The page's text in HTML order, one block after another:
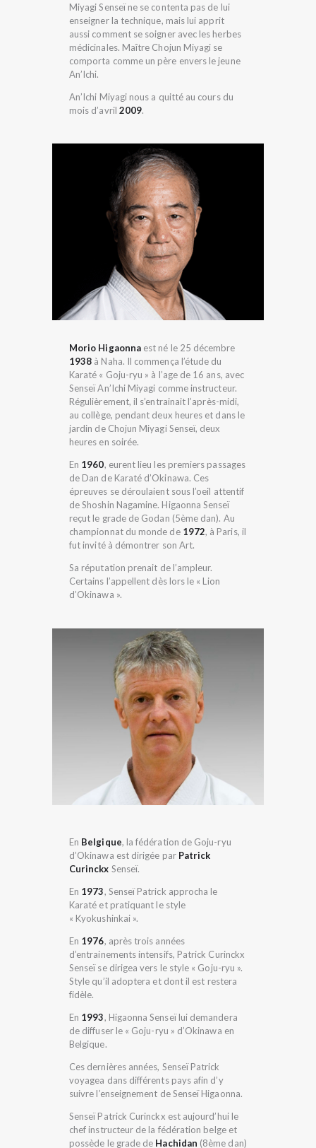
Miyagi Senseï ne se contenta pas de lui
enseigner la technique, mais lui apprit
aussi comment se soigner avec les herbes
médicinales. Maître Chojun Miyagi se
comporta comme un père envers le jeune
An’Ichi.
An’Ichi Miyagi nous a quitté au cours du
mois d’avril 2009.
Morio Higaonnaest né le 25 décembre
1938 à Naha. Il commença l’étude du
Karaté « Goju-ryu » à l’age de 16 ans, avec
Senseï An’Ichi Miyagi comme instructeur.
Régulièrement, il s’entrainait l’après-midi,
au collège, pendant deux heures et dans le
jardin de Chojun Miyagi Senseï, deux
heures en soirée.
En 1960, eurent lieu les premiers passages
de Dan de Karaté d’Okinawa. Ces
épreuves se déroulaient sous l’oeil attentif
de Shoshin Nagamine. Higaonna Senseï
reçut le grade de Godan (5ème dan). Au
championnat du monde de 1972, à Paris, il
fut invité à démontrer son Art.
Sa réputation prenait de l’ampleur.
Certains l’appellent dès lors le « Lion
d’Okinawa ».
En Belgique, la fédération de Goju-ryu
d’Okinawa est dirigée par Patrick
Curinckx Senseï.
En 1973, Senseï Patrick approcha le
Karaté et pratiquant le style
« Kyokushinkai ».
En 1976, après trois années
d’entrainements intensifs, Patrick Curinckx
Senseï se dirigea vers le style « Goju-ryu ».
Style qu’il adoptera et dont il est restera
fidèle.
En 1993, Higaonna Senseï lui demandera
de diffuser le « Goju-ryu » d’Okinawa en
Belgique.
Ces dernières années, Senseï Patrick
voyagea dans différents pays afin d’y
suivre l’enseignement de Senseï Higaonna.
Senseï Patrick Curinckx est aujourd’hui le
chef instructeur de la fédération belge et
possède le grade de Hachidan (8ème dan)